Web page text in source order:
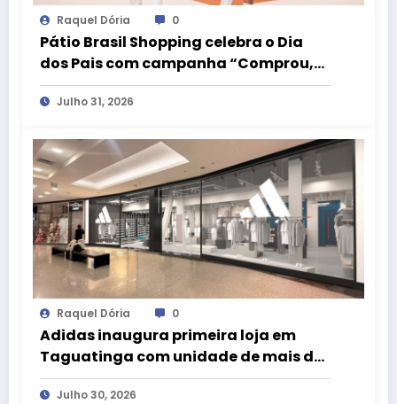
Raquel Dória 0
Pátio Brasil Shopping celebra o Dia
dos Pais com campanha “Comprou,
Ganhou” e camiseta exclusiva da
LIVE!Julho 31, 2026
Raquel Dória 0
Adidas inaugura primeira loja em
Taguatinga com unidade de mais de
200 m² no Taguatinga Shopping
Julho 30, 2026